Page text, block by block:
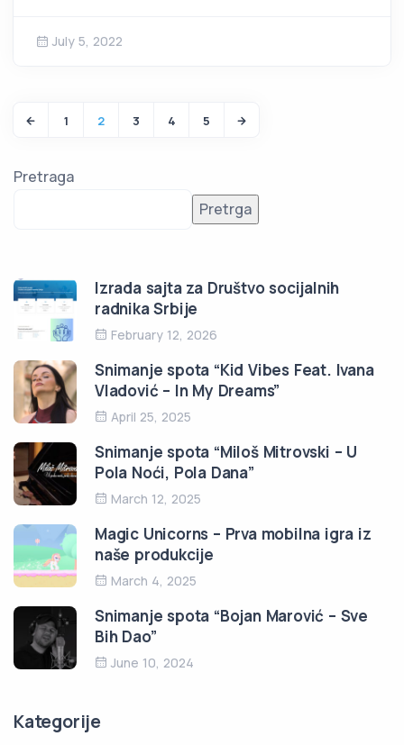
July 5, 2022
1 2 3 4 5
Pretraga
Pretrga
Izrada sajta za Društvo socijalnih
radnika Srbije
February 12, 2026
Snimanje spota “Kid Vibes Feat. Ivana
Vladović – In My Dreams”
April 25, 2025
Snimanje spota “Miloš Mitrovski – U
Pola Noći, Pola Dana”
March 12, 2025
Magic Unicorns – Prva mobilna igra iz
naše produkcije
March 4, 2025
Snimanje spota “Bojan Marović – Sve
Bih Dao”
June 10, 2024
Kategorije